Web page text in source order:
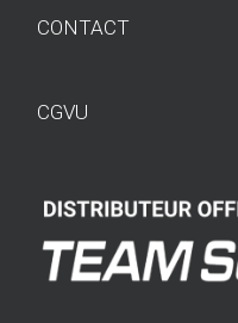
CONTACT
CGVU